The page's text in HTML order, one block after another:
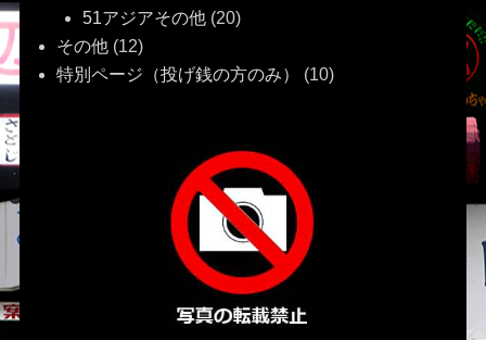
51アジアその他(20)
その他(12)
特別ページ（投げ銭の方のみ）
(10)